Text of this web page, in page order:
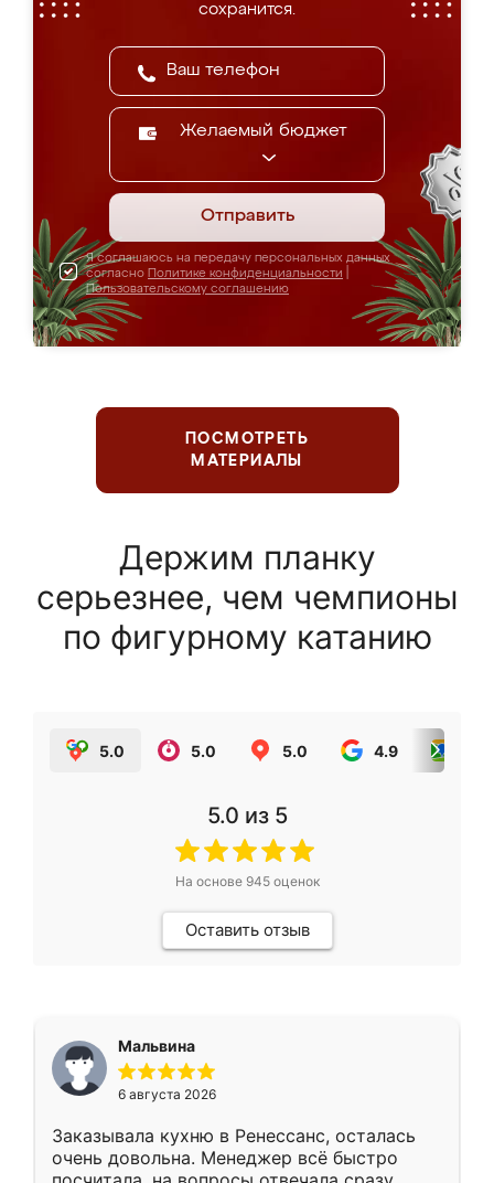
сохранится.
Желаемый бюджет
Отправить
Я соглашаюсь на передачу персональных данных
согласно Политике конфиденциальности
Пользовательскому соглашению
ПОСМОТРЕТЬ
МАТЕРИАЛЫ
Держим планку
серьезнее, чем чемпионы
по фигурному катанию
5.0 5.0 5.0 4.9
5.0 из 5
На основе 945оценок
Оставить отзыв
Мальвина
6 августа 2026
Заказывала кухню в Ренессанс, осталась
очень довольна. Менеджер всё быстро